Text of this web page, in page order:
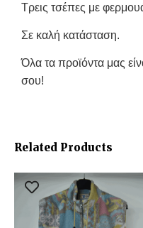
Τρεις τσέπες με
Σε καλή κατάσταση.
Όλα τα προϊόντα μας
σου!
Related Products